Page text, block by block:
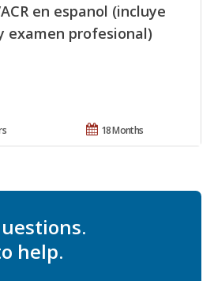
en espanol (incluye
examen profesional)
18 Months
help.